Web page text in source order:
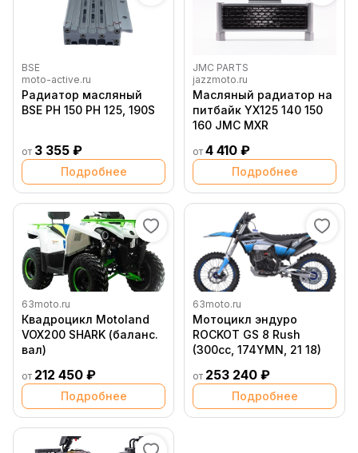
BSE
moto-active.ru
Радиатор масляный
BSE PH 150 PH 125, 190S
от 3 355 ₽
Подробнее
JMC PARTS
jazzmoto.ru
Масляный радиатор на
питбайк YX125 140 150
160 JMC MXR
от 4 410 ₽
Подробнее
63moto.ru
Квадроцикл Motoland
VOX200 SHARK (баланс.
вал)
от 212 450 ₽
Подробнее
63moto.ru
Мотоцикл эндуро
ROCKOT GS 8 Rush
(300сс, 174YMN, 21 18)
от 253 240 ₽
Подробнее